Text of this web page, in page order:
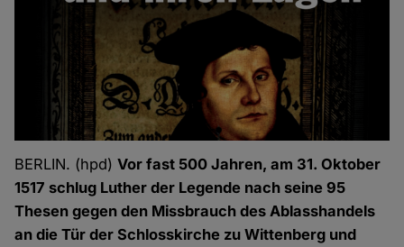
BERLIN. (hpd)Vor fast 500 Jahren, am 31. Oktober
1517 schlug Luther der Legende nach seine 95
Thesen gegen den Missbrauch des Ablasshandels
an die Tür der Schlosskirche zu Wittenberg und